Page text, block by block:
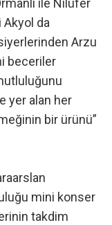
ile Nilüfer
da
Arzu
beceriler
yer alan her
bir ürünü”
mini konser
takdim